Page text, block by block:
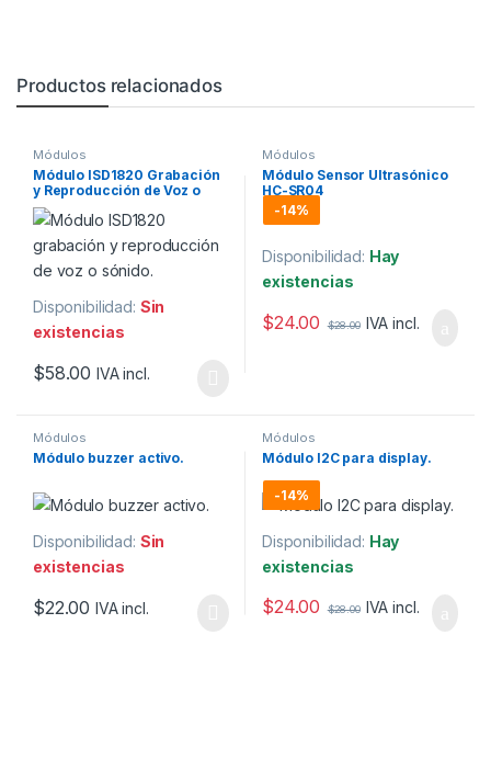
Productos relacionados
Módulos
Módulo ISD1820 Grabación
y Reproducción de Voz o
Sonido.
Disponibilidad: Sin
existencias
$58.00 IVA incl.
Módulos
Módulo Sensor Ultrasónico
HC-SR04
-14%
Disponibilidad: Hay
existencias
$24.00 $28.00 IVA incl.
Módulos
Módulo buzzer activo.
Disponibilidad: Sin
existencias
$22.00 IVA incl.
Módulos
Módulo I2C para display.
-14%
Disponibilidad: Hay
existencias
$24.00 $28.00 IVA incl.